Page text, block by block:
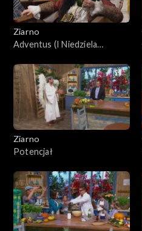
Ziarno
Adventus (I Niedziela
Ziarno
Potencjał